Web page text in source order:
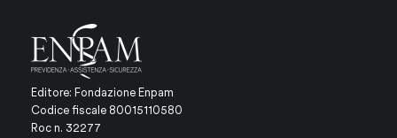
Editore: Fondazione Enpam
Codice fiscale 80015110580
Roc n. 32277